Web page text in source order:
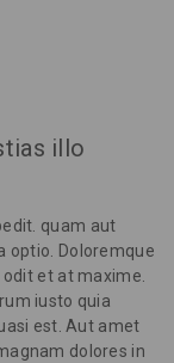
illo
quam aut
optio. Doloremque
et at maxime.
iusto quia
est. Aut amet
dolores in